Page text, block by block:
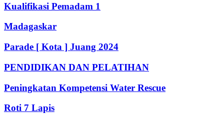
Kualifikasi Pemadam 1
Madagaskar
Parade [ Kota ] Juang 2024
PENDIDIKAN DAN PELATIHAN
Peningkatan Kompetensi Water Rescue
Roti 7 Lapis